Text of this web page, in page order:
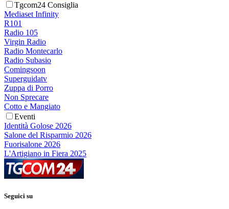
Tgcom24 Consiglia
Mediaset Infinity
R101
Radio 105
Virgin Radio
Radio Montecarlo
Radio Subasio
Comingsoon
Superguidatv
Zuppa di Porro
Non Sprecare
Cotto e Mangiato
Eventi
Identità Golose 2026
Salone del Risparmio 2026
Fuorisalone 2026
L'Artigiano in Fiera 2025
Seguici su